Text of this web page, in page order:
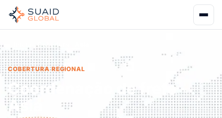
Cobertura
COBERTURA REGIONAL
Coordenação de frete ·
Ásia